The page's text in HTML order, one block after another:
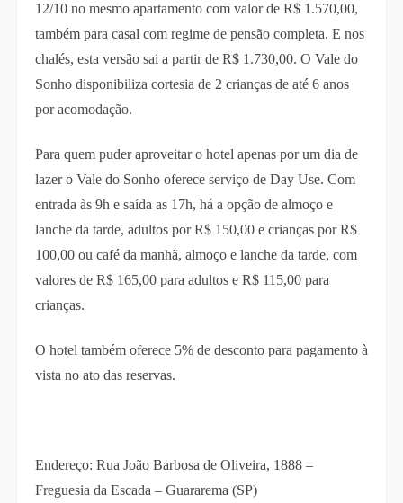
12/10 no mesmo apartamento com valor de R$ 1.570,00,
também para casal com regime de pensão completa. E nos
chalés, esta versão sai a partir de R$ 1.730,00. O Vale do
Sonho disponibiliza cortesia de 2 crianças de até 6 anos
por acomodação.
Para quem puder aproveitar o hotel apenas por um dia de
lazer o Vale do Sonho oferece serviço de Day Use. Com
entrada às 9h e saída as 17h, há a opção de almoço e
lanche da tarde, adultos por R$ 150,00 e crianças por R$
100,00 ou café da manhã, almoço e lanche da tarde, com
valores de R$ 165,00 para adultos e R$ 115,00 para
crianças.
O hotel também oferece 5% de desconto para pagamento à
vista no ato das reservas.
Endereço: Rua João Barbosa de Oliveira, 1888 –
Freguesia da Escada – Guararema (SP)